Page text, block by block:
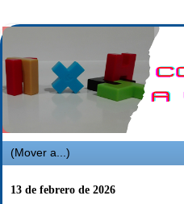
13 de febrero de 2026